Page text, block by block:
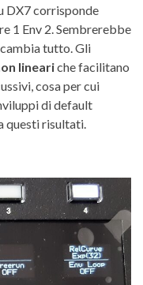
DX7 corrisponde
1 Env 2. Sembrerebbe
tutto. Gli
lineariche facilitano
cosa per cui
di default
questi risultati.